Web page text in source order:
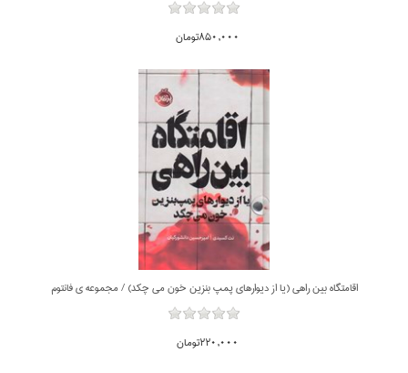
850,000تومان
اقامتگاه بين راهي (يا از ديوارهاي پمپ بنزين خون مي چكد) / مجموعه ي فانتوم
220,000تومان
ناموجود